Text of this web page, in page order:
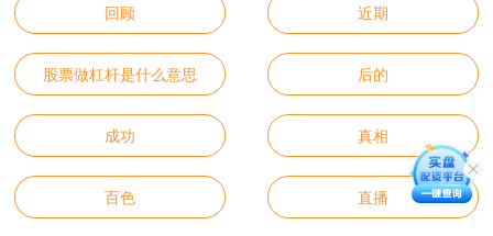
回顾 近期
股票做杠杆是什么意思 后的
成功 真相
百色 直播